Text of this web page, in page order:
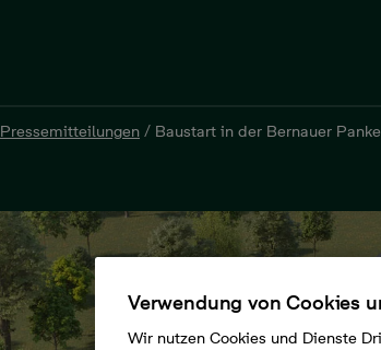
Pressemitteilungen / Baustart in der Bernauer
Verwendung von Cookies
Wir nutzen Cookies und Dienste